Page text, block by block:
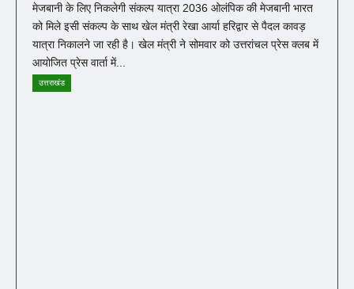
मेजबानी के लिए निकलेगी संकल्प यात्रा 2036 ओलंपिक की मेजबानी भारत
को मिले इसी संकल्प के साथ खेल मंत्री रेखा आर्या हरिद्वार से पैदल कावड़
यात्रा निकालने जा रही है। खेल मंत्री ने सोमवार को उत्तरांचल प्रेस क्लब में
आयोजित प्रेस वार्ता में...
उत्तराखंड